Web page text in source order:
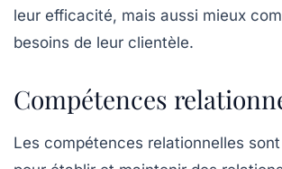
leur efficacité, mais aussi mieux
besoins de leur clientèle.
Compétences
Les compétences relationnelles